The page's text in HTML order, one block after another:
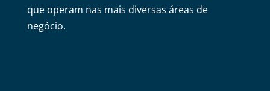
que operam nas mais diversas áreas de
negócio.